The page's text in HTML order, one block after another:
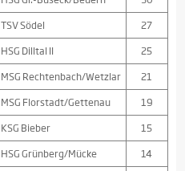
TSV Södel
27
HSG Dilltal II
25
MSG Rechtenbach/Wetzlar
21
MSG Florstadt/Gettenau
19
KSG Bieber
15
HSG Grünberg/Mücke
14